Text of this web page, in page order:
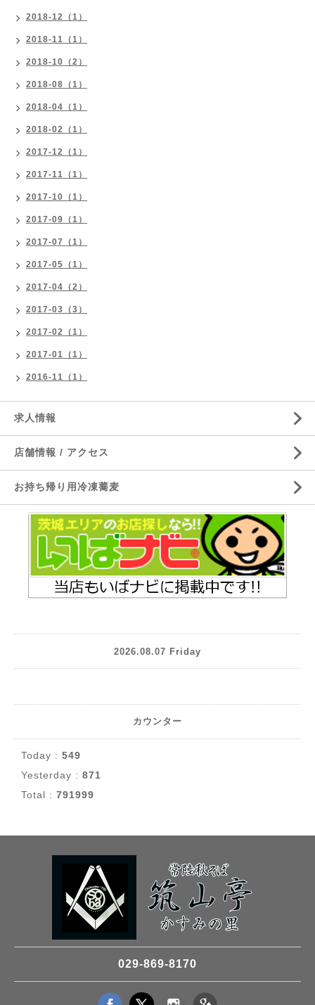
2018-12（1）
2018-11（1）
2018-10（2）
2018-08（1）
2018-04（1）
2018-02（1）
2017-12（1）
2017-11（1）
2017-10（1）
2017-09（1）
2017-07（1）
2017-05（1）
2017-04（2）
2017-03（3）
2017-02（1）
2017-01（1）
2016-11（1）
求人情報
店舗情報 / アクセス
お持ち帰り用冷凍蕎麦
2026.08.07 Friday
カウンター
Today : 549
Yesterday : 871
Total : 791999
029-869-8170